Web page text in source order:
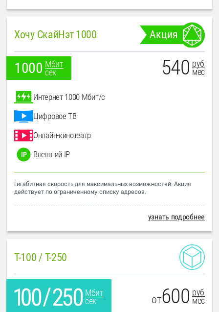
Хочу СкайНэт 1000 Акция
1000 Мбит
сек
540 руб
мес
Интернет 1000 Мбит/с
Цифровое ТВ
Онлайн-кинотеатр
Внешний IP
Гигабитная скорость для максимальных возможностей. Акция
действует по ограниченному списку адресов.
узнать подробнее
T-100 / T-250
Мбит
сек
от600 руб
мес